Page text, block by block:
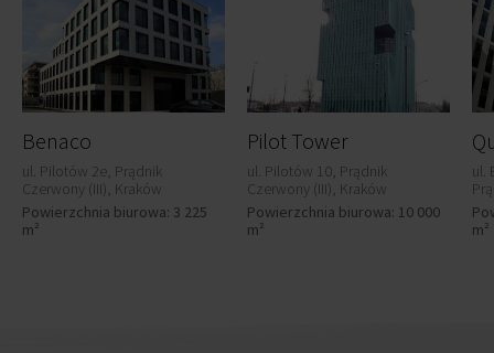
Benaco
ul. Pilotów 2e, Prądnik
Czerwony (III), Kraków
Powierzchnia biurowa: 3 225
m²
Pilot Tower
ul. Pilotów 10, Prądnik
Czerwony (III), Kraków
Powierzchnia biurowa: 10 000
m²
ul.
m²